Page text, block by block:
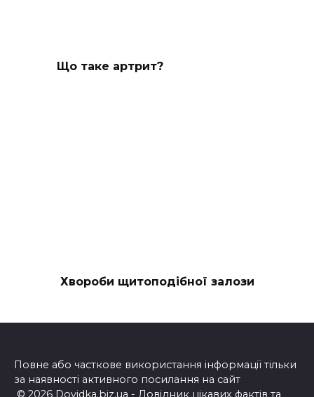
Що таке артрит?
Хвороби щитоподібної залози
Повне або часткове використання інформації тільки
за наявності активного посилання на сайт
© 2026 Dovidka.biz.ua - Довідник цікавих фактів та